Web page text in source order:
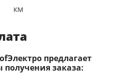
КМ
предлагает
заказа: